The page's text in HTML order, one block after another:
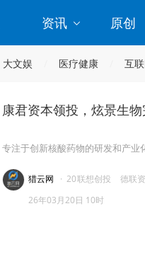
资讯 原创
大文娱 医疗健康 互
康君资本领投，炫景生
专注于创新核酸药物的研发和产业
联想创投 德联
猎云网 · 20
26年03月20日 10时